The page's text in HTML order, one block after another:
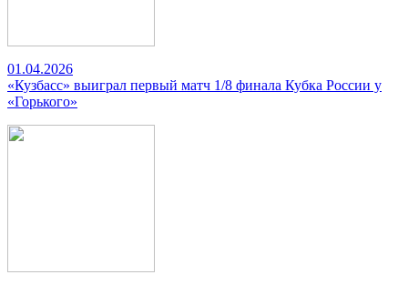
01.04.2026
«Кузбасс» выиграл первый матч 1/8 финала Кубка России у
«Горького»